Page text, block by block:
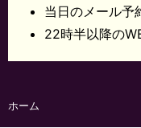
当日のメール予
22時半以降の
ホーム